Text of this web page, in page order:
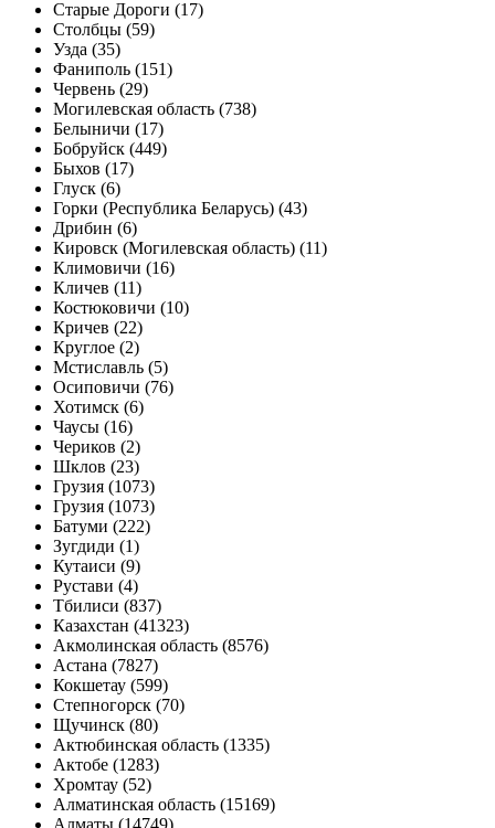
Старые Дороги (17)
Столбцы (59)
Узда (35)
Фаниполь (151)
Червень (29)
Могилевская область (738)
Белыничи (17)
Бобруйск (449)
Быхов (17)
Глуск (6)
Горки (Республика Беларусь) (43)
Дрибин (6)
Кировск (Могилевская область) (11)
Климовичи (16)
Кличев (11)
Костюковичи (10)
Кричев (22)
Круглое (2)
Мстиславль (5)
Осиповичи (76)
Хотимск (6)
Чаусы (16)
Чериков (2)
Шклов (23)
Грузия (1073)
Грузия (1073)
Батуми (222)
Зугдиди (1)
Кутаиси (9)
Рустави (4)
Тбилиси (837)
Казахстан (41323)
Акмолинская область (8576)
Астана (7827)
Кокшетау (599)
Степногорск (70)
Щучинск (80)
Актюбинская область (1335)
Актобе (1283)
Хромтау (52)
Алматинская область (15169)
Алматы (14749)